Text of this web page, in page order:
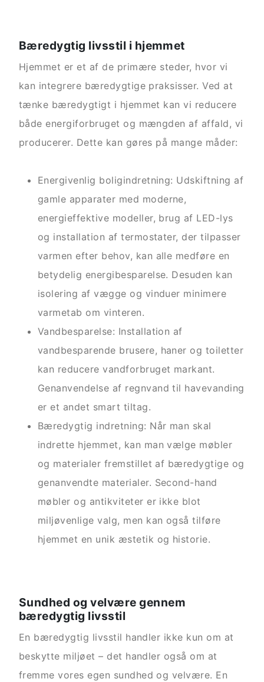
Bæredygtig livsstil i hjemmet
Hjemmet er et af de primære steder, hvor vi
kan integrere bæredygtige praksisser. Ved at
tænke bæredygtigt i hjemmet kan vi reducere
både energiforbruget og mængden af affald, vi
producerer. Dette kan gøres på mange måder:
Energivenlig boligindretning: Udskiftning af
gamle apparater med moderne,
energieffektive modeller, brug af LED-lys
og installation af termostater, der tilpasser
varmen efter behov, kan alle medføre en
betydelig energibesparelse. Desuden kan
isolering af vægge og vinduer minimere
varmetab om vinteren.
Vandbesparelse: Installation af
vandbesparende brusere, haner og toiletter
kan reducere vandforbruget markant.
Genanvendelse af regnvand til havevanding
er et andet smart tiltag.
Bæredygtig indretning: Når man skal
indrette hjemmet, kan man vælge møbler
og materialer fremstillet af bæredygtige og
genanvendte materialer. Second-hand
møbler og antikviteter er ikke blot
miljøvenlige valg, men kan også tilføre
hjemmet en unik æstetik og historie.
Sundhed og velvære gennem
bæredygtig livsstil
En bæredygtig livsstil handler ikke kun om at
beskytte miljøet – det handler også om at
fremme vores egen sundhed og velvære. En